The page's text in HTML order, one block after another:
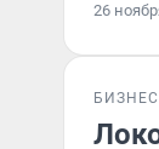
26
БИЗНЕС